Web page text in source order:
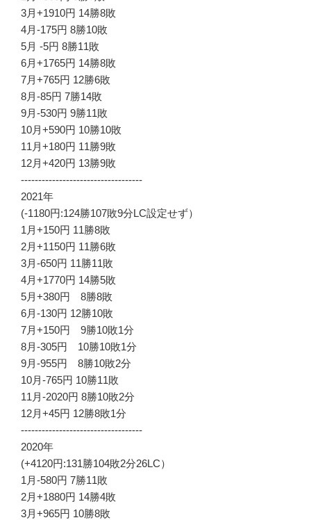
3月+1910円 14勝8敗
4月-175円 8勝10敗
5月 -5円 8勝11敗
6月+1765円 14勝8敗
7月+765円 12勝6敗
8月-85円 7勝14敗
9月-530円 9勝11敗
10月+590円 10勝10敗
11月+180円 11勝9敗
12月+420円 13勝9敗
-----------------------------------
2021年
(-1180円:124勝107敗9分LC設定せず）
1月+150円 11勝8敗
2月+1150円 11勝6敗
3月-650円 11勝11敗
4月+1770円 14勝5敗
5月+380円 8勝8敗
6月-130円 12勝10敗
7月+150円 9勝10敗1分
8月-305円 10勝10敗1分
9月-955円 8勝10敗2分
10月-765円 10勝11敗
11月-2020円 8勝10敗2分
12月+45円 12勝8敗1分
-----------------------------------
2020年
(+4120円:131勝104敗2分26LC）
1月-580円 7勝11敗
2月+1880円 14勝4敗
3月+965円 10勝8敗